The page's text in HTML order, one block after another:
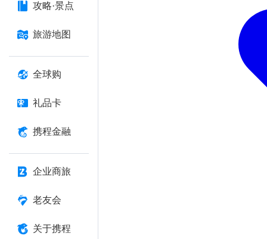
攻略·景点
旅游地图
全球购
礼品卡
携程金融
企业商旅
老友会
关于携程